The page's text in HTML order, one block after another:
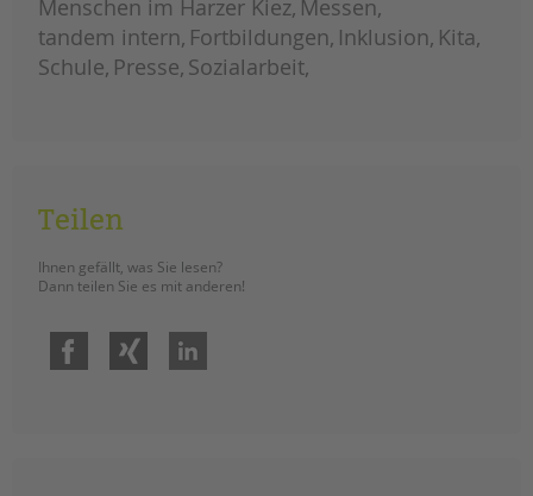
schule
Menschen im Harzer Kiez Messen
tandem intern Fortbildungen Inklusion Kita
Schule Presse Sozialarbeit
Teilen
Ihnen gefällt, was Sie lesen?
Dann teilen Sie es mit anderen!
Facebook Xing